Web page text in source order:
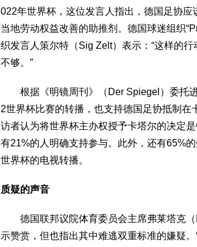
022年世界杯，这位发言人指出，德国足协
当地劳动权益改善的助推剂。德国球迷组织
织发言人策尔特（Sig Zelt）表示：“这样的
不够。”
根据《明镜周刊》（Der Spiegel）委托进
2世界杯比赛的转播，也支持德国足协抵制
访者认为将世界杯主办权授予卡塔尔的决定
有21%的人明确支持参与。此外，还有65%
世界杯的电视转播。
质疑的声音
德国联邦议院体育委员会主席弗莱塔克（
示赞赏，但也指出其中难逃双重标准的嫌疑